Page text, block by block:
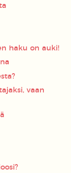
haku on auki!
vaan